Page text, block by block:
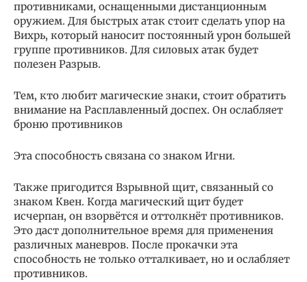
противниками, оснащенными дистанционным
оружием. Для быстрых атак стоит сделать упор на
Вихрь, который наносит постоянный урон большей
группе противников. Для силовых атак будет
полезен Разрыв.
Тем, кто любит магические знаки, стоит обратить
внимание на Расплавленный доспех. Он ослабляет
броню противников
Эта способность связана со знаком Игни.
Также пригодится Взрывной щит, связанный со
знаком Квен. Когда магический щит будет
исчерпан, он взорвётся и оттолкнёт противников.
Это даст дополнительное время для применения
различных маневров. После прокачки эта
способность не только отталкивает, но и ослабляет
противников.